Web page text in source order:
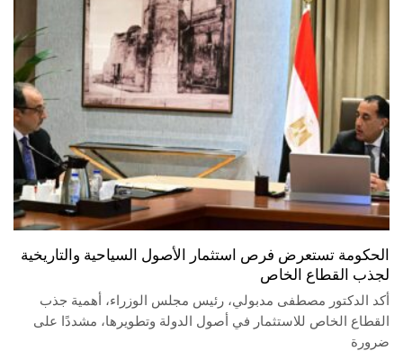
الحكومة تستعرض فرص استثمار الأصول السياحية والتاريخية
لجذب القطاع الخاص
أكد الدكتور مصطفى مدبولي، رئيس مجلس الوزراء، أهمية جذب
القطاع الخاص للاستثمار في أصول الدولة وتطويرها، مشددًا على
ضرورة